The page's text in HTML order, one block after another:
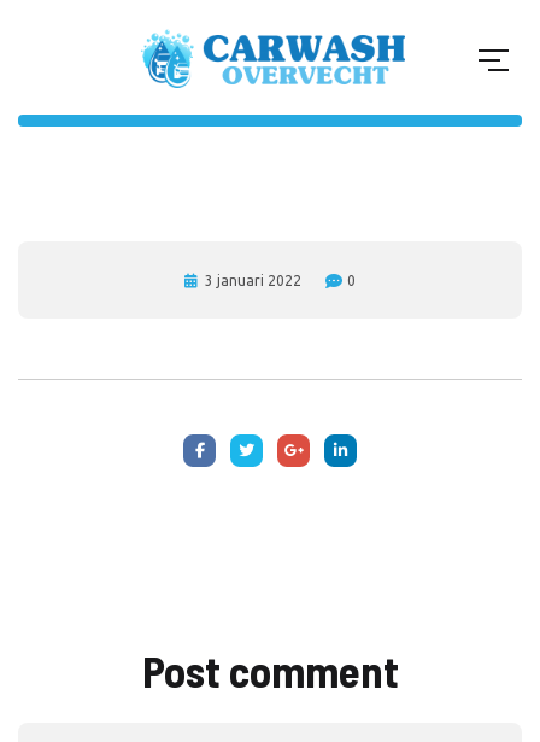
3 januari 2022 0
Post comment